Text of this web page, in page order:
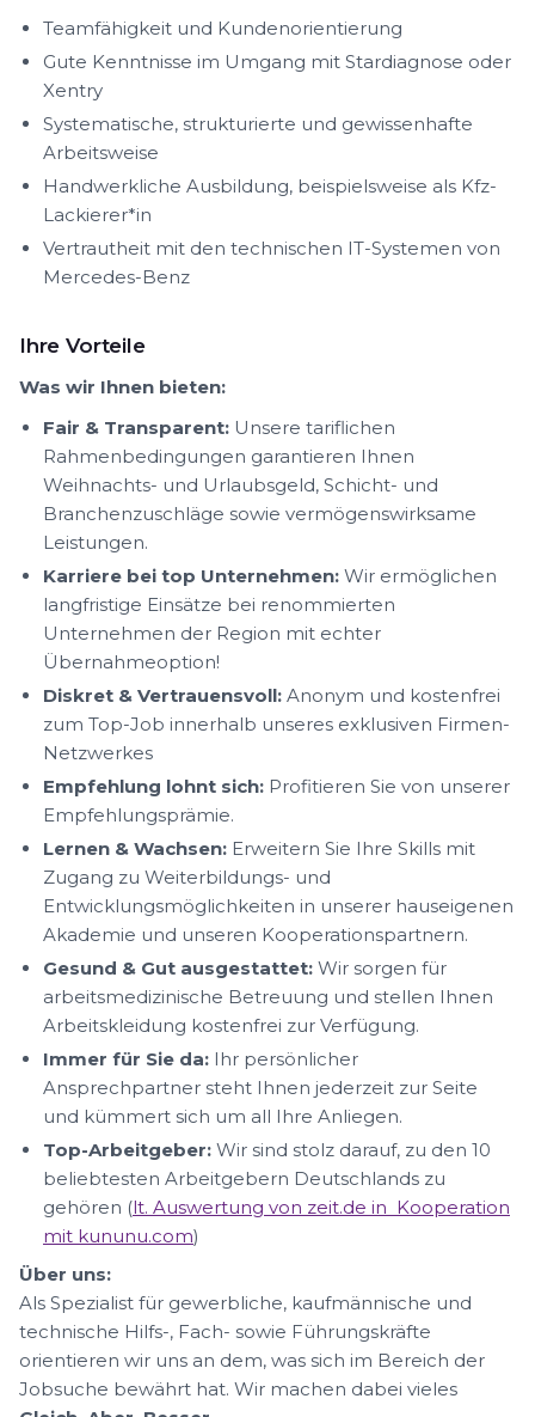
Teamfähigkeit und Kundenorientierung
Gute Kenntnisse im Umgang mit Stardiagnose oder
Xentry
Systematische, strukturierte und gewissenhafte
Arbeitsweise
Handwerkliche Ausbildung, beispielsweise als Kfz-
Lackierer*in
Vertrautheit mit den technischen IT-Systemen von
Mercedes-Benz
Ihre Vorteile
Was wir Ihnen bieten:
Fair & Transparent: Unsere tariflichen
Rahmenbedingungen garantieren Ihnen
Weihnachts- und Urlaubsgeld, Schicht- und
Branchenzuschläge sowie vermögenswirksame
Leistungen.
Karriere bei top Unternehmen: Wir ermöglichen
langfristige Einsätze bei renommierten
Unternehmen der Region mit echter
Übernahmeoption!
Diskret & Vertrauensvoll: Anonym und kostenfrei
zum Top-Job innerhalb unseres exklusiven Firmen-
Netzwerkes
Empfehlung lohnt sich: Profitieren Sie von unserer
Empfehlungsprämie.
Lernen & Wachsen: Erweitern Sie Ihre Skills mit
Zugang zu Weiterbildungs- und
Entwicklungsmöglichkeiten in unserer hauseigenen
Akademie und unseren Kooperationspartnern.
Gesund & Gut ausgestattet: Wir sorgen für
arbeitsmedizinische Betreuung und stellen Ihnen
Arbeitskleidung kostenfrei zur Verfügung.
Immer für Sie da: Ihr persönlicher
Ansprechpartner steht Ihnen jederzeit zur Seite
und kümmert sich um all Ihre Anliegen.
Top-Arbeitgeber: Wir sind stolz darauf, zu den 10
beliebtesten Arbeitgebern Deutschlands zu
gehören (lt. Auswertung von zeit.de in Kooperation
mit kununu.com)
Über uns:
Als Spezialist für gewerbliche, kaufmännische und
technische Hilfs-, Fach- sowie Führungskräfte
orientieren wir uns an dem, was sich im Bereich der
Jobsuche bewährt hat. Wir machen dabei vieles